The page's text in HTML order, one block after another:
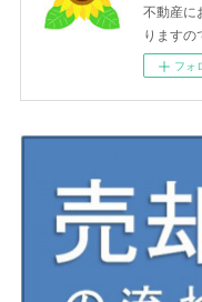
不動産に
りますの
フォ